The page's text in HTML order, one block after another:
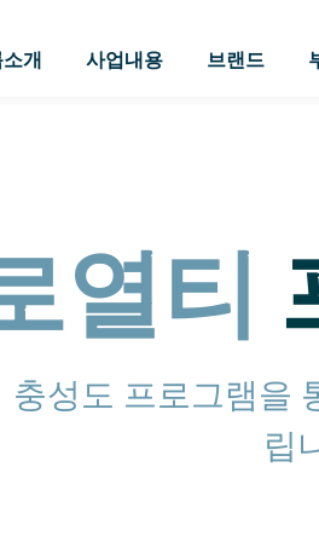
개 사업내용 브랜드
열티
충성도 프로그램을
립